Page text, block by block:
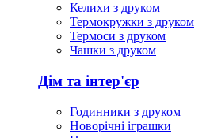
Келихи з друком
Термокружки з друком
Термоси з друком
Чашки з друком
Дім та інтер'єр
Годинники з друком
Новорічні іграшки